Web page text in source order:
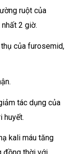
ruột của
2 giờ.
của furosemid,
tác dụng của
huyết.
kali máu tăng